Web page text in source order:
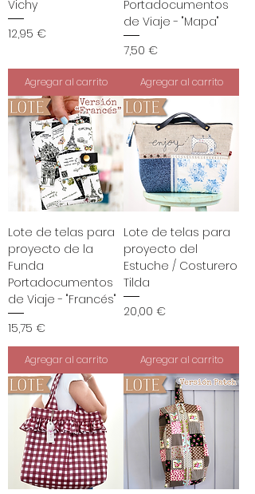
Vichy
Precio
12,95 €
Agregar al carrito
Portadocumentos
de Viaje - "Mapa"
Precio
7,50 €
Agregar al carrito
Lote de telas para
proyecto de la
Funda
Portadocumentos
de Viaje - "Francés"
Precio
15,75 €
Agregar al carrito
Lote de telas para
proyecto del
Estuche / Costurero
Tilda
Precio
20,00 €
Agregar al carrito